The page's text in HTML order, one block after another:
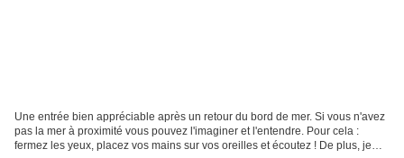
Une entrée bien appréciable après un retour du bord de mer. Si vous n'avez
pas la mer à proximité vous pouvez l'imaginer et l'entendre. Pour cela :
fermez les yeux, placez vos mains sur vos oreilles et écoutez ! De plus, je